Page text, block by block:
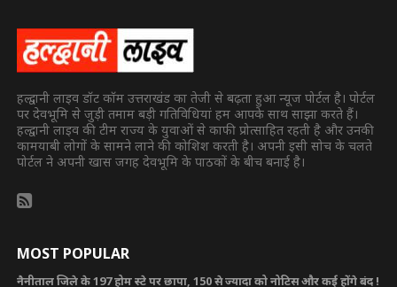
हल्द्वानी लाइव डॉट कॉम उत्तराखंड का तेजी से बढ़ता हुआ न्यूज पोर्टल है। पोर्टल
पर देवभूमि से जुड़ी तमाम बड़ी गतिविधियां हम आपके साथ साझा करते हैं।
हल्द्वानी लाइव की टीम राज्य के युवाओं से काफी प्रोत्साहित रहती है और उनकी
कामयाबी लोगों के सामने लाने की कोशिश करती है। अपनी इसी सोच के चलते
पोर्टल ने अपनी खास जगह देवभूमि के पाठकों के बीच बनाई है।
MOST POPULAR
नैनीताल जिले के 197 होम स्टे पर छापा, 150 से ज्यादा को नोटिस और कई होंगे बंद !